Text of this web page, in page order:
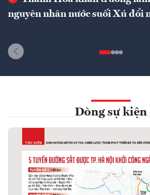
nguyên nhân nước suối Xú đổi
Dòng sự kiện